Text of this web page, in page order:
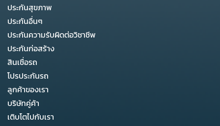
ประกันสุขภาพ
ประกันอื่นๆ
ประกันความรับผิดต่อวิชาชีพ
ประกันก่อสร้าง
สินเชื่อรถ
โปรประกันรถ
ลูกค้าของเรา
บริษัทคู่ค้า
เติบโตไปกับเรา